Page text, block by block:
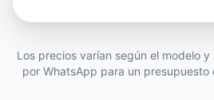
Los precios varían según el modelo
por WhatsApp para un presupuesto